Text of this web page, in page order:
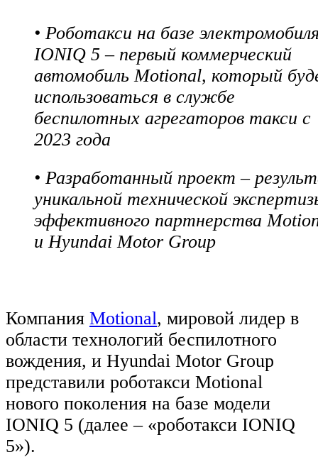
• Роботакси на базе
IONIQ 5 – первый коммерческий
автомобиль Motional, который
использоваться в службе
беспилотных агрегаторов такси с
2023 года
• Разработанный проект –
уникальной технической
эффективного партнерства
и Hyundai Motor Group
Компания Motional, мировой лидер в
области технологий беспилотного
вождения, и Hyundai Motor Group
представили роботакси Motional
нового поколения на базе модели
IONIQ 5 (далее – «роботакси IONIQ
5»).